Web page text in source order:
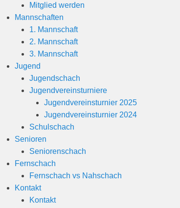
Mitglied werden
Mannschaften
1. Mannschaft
2. Mannschaft
3. Mannschaft
Jugend
Jugendschach
Jugendvereinsturniere
Jugendvereinsturnier 2025
Jugendvereinsturnier 2024
Schulschach
Senioren
Seniorenschach
Fernschach
Fernschach vs Nahschach
Kontakt
Kontakt